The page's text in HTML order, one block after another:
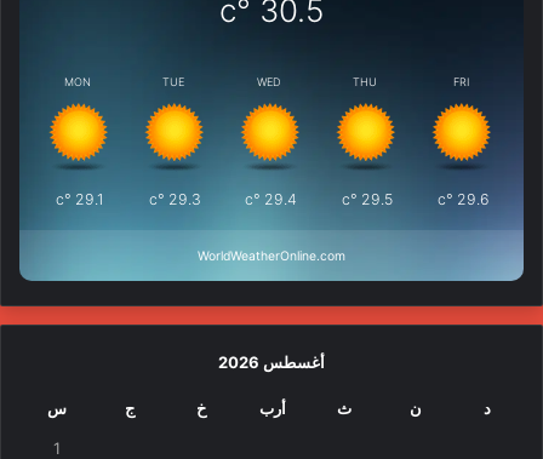
30.5
°c
MON
29.1
°c
TUE
29.3
°c
WED
29.4
°c
THU
29.5
°c
FRI
29.6
°c
WorldWeatherOnline.com
أغسطس 2026
د ن ث أرب خ ج س
1